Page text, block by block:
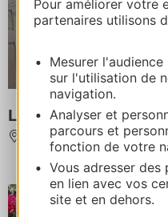
Pour améliorer votre
partenaires utilisons
Mesurer
sur l'utilisation de
navigation.
Analyser et
parcours et
fonction de votre
Vous adresser des
en lien avec vos
site et en dehors.
LA MAISON DE
MARVEJOLS